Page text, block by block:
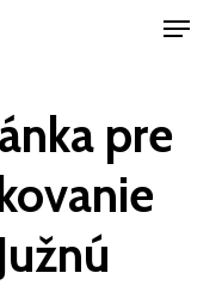
Menu
pre